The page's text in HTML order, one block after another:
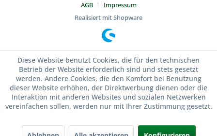
AGB
Impressum
Realisiert mit Shopware
Diese Website benutzt Cookies, die für den technischen
Betrieb der Website erforderlich sind und stets gesetzt
werden. Andere Cookies, die den Komfort bei Benutzung
dieser Website erhöhen, der Direktwerbung dienen oder die
Interaktion mit anderen Websites und sozialen Netzwerken
vereinfachen sollen, werden nur mit Ihrer Zustimmung gesetzt.